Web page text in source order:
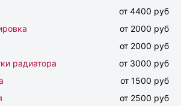
от 4400 руб
от 2000 руб
от 2000 руб
радиатора
от 3000 руб
от 1500 руб
от 2500 руб